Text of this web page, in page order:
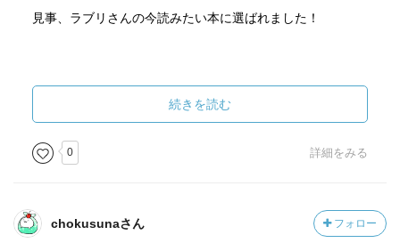
見事、ラブリさんの今読みたい本に選ばれました！
http://www.bsfuji.tv/hjbookcafe/index.html
http://nestle.jp/entertain/bookcafe/
続きを読む
0 詳細をみる
chokusunaさん フォロー